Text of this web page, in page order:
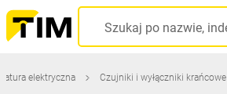
elektryczna Czujniki i wyłączniki krańcowe